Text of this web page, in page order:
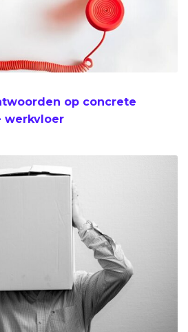
op concrete
werkvloer